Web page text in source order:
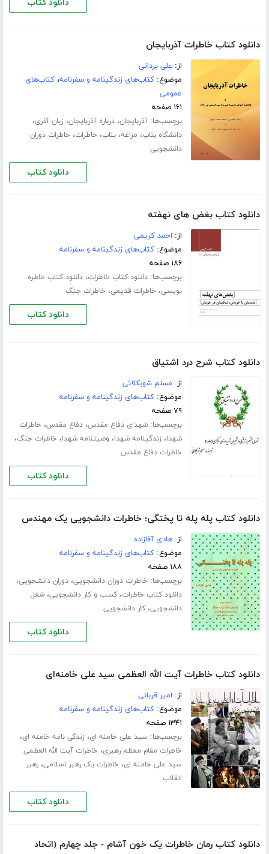
دانلود کتاب
دانلود کتاب خاطرات آذربایجان
از: علی یزدانی
موضوع:کتاب‌های زندگینامه و سفرنامه،کتاب‌های
عمومی
۱۶۱ صفحه
برچسب‌ها:آذربایجان،درباره آذربایجان، زبان آذری،
دانشگاه بناب، مراغه،بناب، خاطرات، خاطرات دوران
دانشجویی
دانلود کتاب
دانلود کتاب بغض های نهفته
از: احمد کریمی
موضوع:کتاب‌های زندگینامه و سفرنامه
۱۸۶ صفحه
برچسب‌ها:دانلود کتاب خاطرات،دانلود کتاب خاطره
نویسی، خاطرات قدیمی، خاطرات جنگ
دانلود کتاب
دانلود کتاب شرح درد اشتیاق
از: مسلم شوبکلائی
موضوع:کتاب‌های زندگینامه و سفرنامه
۷۹ صفحه
برچسب‌ها:شهدای دفاع مقدس،دفاع مقدس، خاطرات
شهدا، زندگینامه شهدا، وصیتنامه شهدا، خاطرات جنگ،
خاطرات دفاع مقدس
دانلود کتاب
دانلود کتاب پله پله تا پختگی؛ خاطرات دانشجویی یک مهندس
از:هادی آقازاده
موضوع:کتاب‌های زندگینامه و سفرنامه
۱۸۸ صفحه
برچسب‌ها: خاطرات دوران دانشجویی،دوران دانشجویی،
دانلود کتاب خاطرات،کسب و کار دانشجویی،شغل
دانشجویی،کار دانشجویی
دانلود کتاب
دانلود کتاب خاطرات آیت الله العظمی سید علی خامنه‌ای
از: امیر قربانی
موضوع:کتاب‌های زندگینامه و سفرنامه
۱۳۴۱ صفحه
برچسب‌ها: سید علی خامنه ای، زندگی نامه خامنه ای،
خاطرات مقام معظم رهبری، خاطرات آیت الله العظمی
سید علی خامنه ای، خاطرات یک رهبر اسلامی،رهبر
انقلاب
دانلود کتاب
دانلود کتاب رمان خاطرات یک خون آشام - جلد چهارم (اتحاد